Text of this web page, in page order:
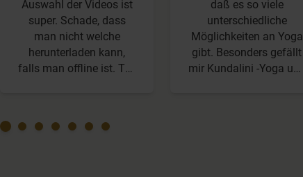
Auswahl der Videos ist
super. Schade, dass
man nicht welche
herunterladen kann,
falls man offline ist. Toll
legen könnte. Dann
daß es so viele
unterschiedliche
Möglichkeiten an Yoga
gibt. Besonders gefällt
mir Kundalini -Yoga und